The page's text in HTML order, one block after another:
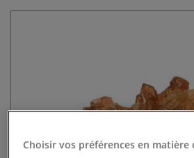
Choisir vos préférences en matière